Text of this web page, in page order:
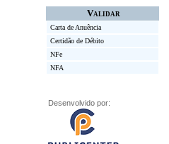
Validar
Carta de Anuência
Certidão de Débito
NFe
NFA
Desenvolvido por: